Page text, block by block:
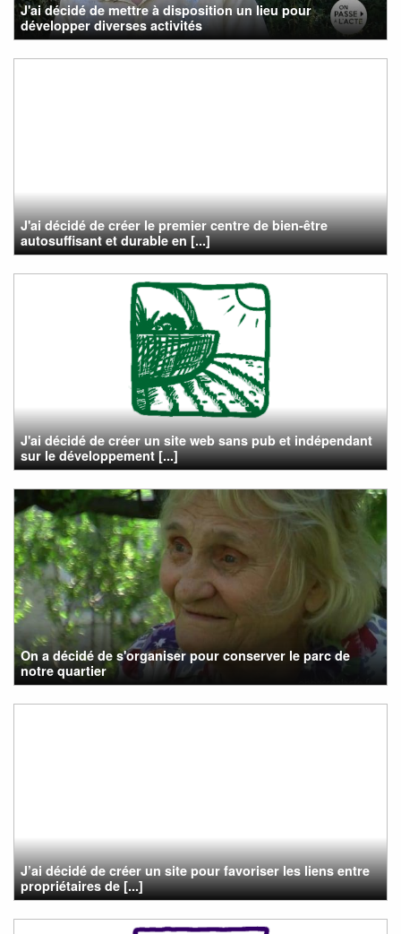
J'ai décidé de mettre à disposition un lieu pour
développer diverses activités
J'ai décidé de créer le premier centre de bien-être
autosuffisant et durable en [...]
J'ai décidé de créer un site web sans pub et indépendant
sur le développement [...]
On a décidé de s'organiser pour conserver le parc de
notre quartier
J’ai décidé de créer un site pour favoriser les liens entre
propriétaires de [...]